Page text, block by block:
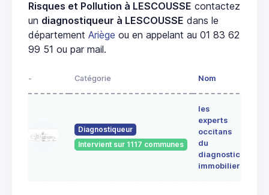
Risques et Pollution à LESCOUSSE contactez
un diagnostiqueur à LESCOUSSE dans le
département Ariège ou en appelant au 01 83 62
99 51 ou par mail.
- Catégorie Nom
Diagnostiqueur
Intervient sur 1117 communes
les
experts
occitans
du
diagnostic
immobilier